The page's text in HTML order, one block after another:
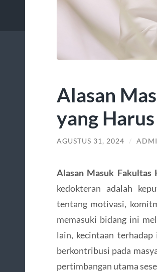
Alasan
yang
AGUSTUS 31, 2024 /
Alasan Masuk
kedokteran adalah
tentang motivasi,
memasuki bidang ini
lain, kecintaan terhadap
berkontribusi pada
pertimbangan utama